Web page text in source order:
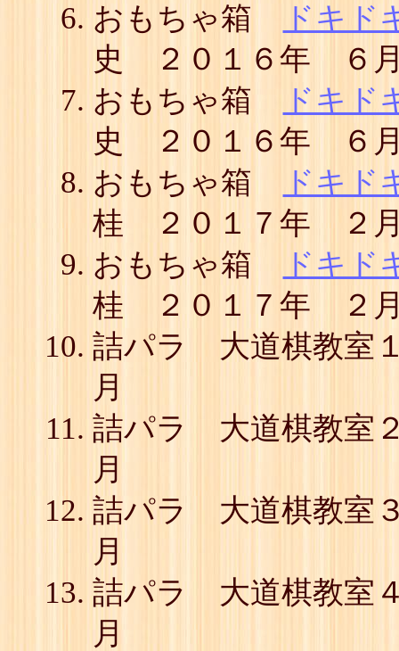
おもちゃ箱
ドキ
史 ２０１６年 ６
おもちゃ箱
ドキ
史 ２０１６年 ６
おもちゃ箱
ドキ
桂 ２０１７年 ２
おもちゃ箱
ドキ
桂 ２０１７年 ２
詰パラ 大道棋教
月
詰パラ 大道棋教
月
詰パラ 大道棋教
月
詰パラ 大道棋教
月